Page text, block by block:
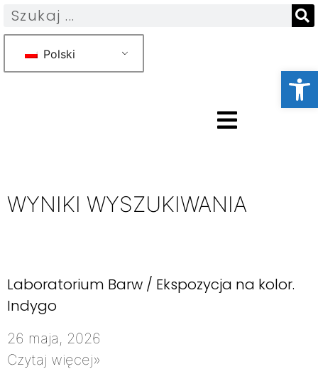
Polski
WYNIKI WYSZUKIWANIA
Laboratorium Barw / Ekspozycja na kolor.
Indygo
26 maja, 2026
Czytaj więcej»